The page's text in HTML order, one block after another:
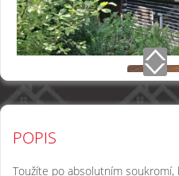
POPIS
Toužíte po absolutním